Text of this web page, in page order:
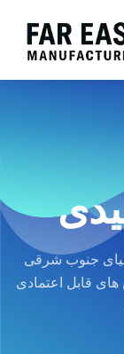
جنوب شرقی
قابل اعتمادی